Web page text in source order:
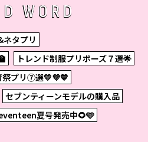
WORD
タプリ
トレンド制服プリポーズ７選🌟
祭プリ⑦選💛💜💙
セブンティーンモデルの購入品
夏号発売中🌻🩵